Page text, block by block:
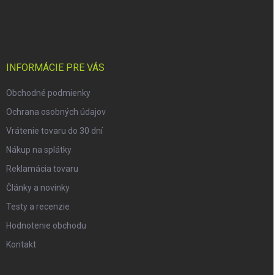
INFORMÁCIE PRE VÁS
Obchodné podmienky
Ochrana osobných údajov
Vrátenie tovaru do 30 dní
Nákup na splátky
Reklamácia tovaru
Články a novinky
Testy a recenzie
Hodnotenie obchodu
Kontakt